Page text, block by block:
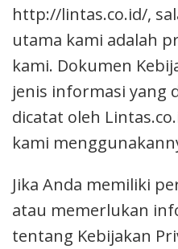
http://lintas.co.id/,
utama kami adalah
kami. Dokumen
jenis informasi yang
dicatat oleh
kami
Jika Anda memiliki
atau memerlukan
tentang Kebijakan